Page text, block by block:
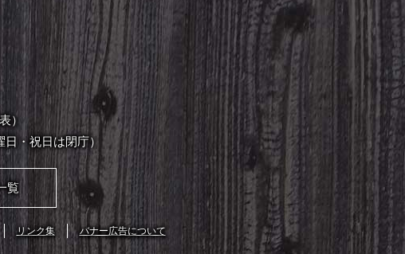
）
・祝日は閉庁）
覧
リンク集 バナー広告について